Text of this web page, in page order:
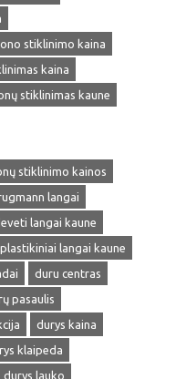
stiklinimo kaina
kaina
stiklinimas kaune
stiklinimo kainos
langai
langai kaune
langai kaune
duru centras
pasaulis
durys kaina
klaipeda
durys lauko